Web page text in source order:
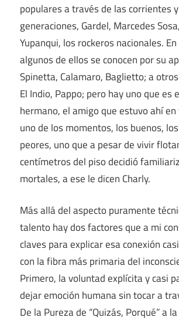
populares a través de las corrientes
generaciones, Gardel, Marcedes
Yupanqui, los rockeros nacionales.
algunos de ellos se conocen por su
Spinetta, Calamaro, Baglietto; a
El Indio, Pappo; pero hay uno que es
hermano, el amigo que estuvo ahí
uno de los momentos, los buenos,
peores, uno que a pesar de vivir
centímetros del piso decidió
mortales, a ese le dicen Charly.
Más allá del aspecto puramente
talento hay dos factores que a mi
claves para explicar esa conexión
con la fibra más primaria del
Primero, la voluntad explícita y casi
dejar emoción humana sin tocar a
De la Pureza de “Quizás, Porqué” a